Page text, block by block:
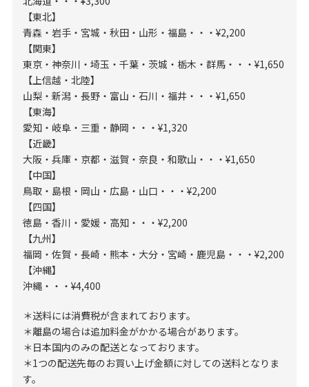
【東北】
青森・岩手・宮城・秋田・山形・福島・・・¥2,200
【関東】
東京・神奈川・埼玉・千葉・茨城・栃木・群馬・・・¥1,650
【上信越・北陸】
山梨・新潟・長野・富山・石川・福井・・・¥1,650
【東海】
愛知・岐阜・三重・静岡・・・¥1,320
【近畿】
大阪・兵庫・京都・滋賀・奈良・和歌山・・・¥1,650
【中国】
鳥取・島根・岡山・広島・山口・・・¥2,200
【四国】
徳島・香川・愛媛・高知・・・¥2,200
【九州】
福岡・佐賀・長崎・熊本・大分・宮崎・鹿児島・・・¥2,200
【沖縄】
沖縄・・・¥4,400
＊送料には消費税が含まれております。
＊離島の場合は追加料金がかかる場合があります。
＊日本国内のみの配送となっております。
＊1つの配送先毎のお買い上げ金額に対しての送料となりま
す。